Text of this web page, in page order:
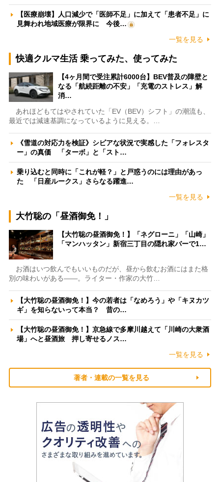
【医療崩壊】人口減少で「医師不足」に加えて「患者不足」に
見舞われ地域医療が限界に 今後…
一覧を見る
快適クルマ生活 乗ってみた、使ってみた
【4ヶ月間で受注累計6000台】BEV普及の障壁と
なる「航続距離の不安」「充電のストレス」解
消…
あれほどもてはやされていた「EV（BEV）シフト」の潮流も、
最近では減速基調になっているように見える。…
《雪道の対応力を検証》シビアな状況で実感した「フォレスタ
ー」の真価 「ターボ」と「スト…
乗り込むと同時に「これが軽？」と戸惑うのには理由があっ
た 「日産ルークス」さらなる躍進…
一覧を見る
大竹聡の「昼酒御免！」
【大竹聡の昼酒御免！】「ネグローニ」「山崎」
「マンハッタン」新宿三丁目の隠れ家バーで1…
お酒はいつ飲んでもいいものだが、昼から飲むお酒にはまた格
別の味わいがある――。ライター・作家の大竹…
【大竹聡の昼酒御免！】今の若者は「なめろう」や「キヌカツ
ギ」を知らないって本当？ 昔の…
【大竹聡の昼酒御免！】京急線で多摩川越えて「川崎の大衆酒
場」へと昼酒旅 押し寄せるノス…
一覧を見る
著者・連載の一覧を見る